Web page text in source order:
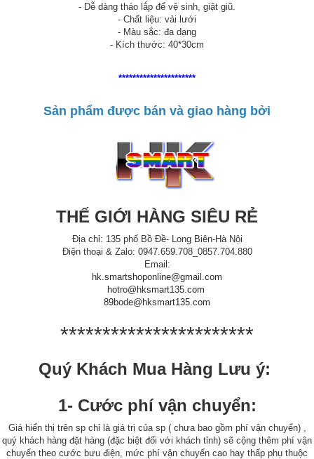
- Dễ dàng tháo lắp để vệ sinh, giặt giũ.
- Chất liệu: vải lưới
- Màu sắc: đa dạng
- Kích thước: 40*30cm
**********************
Sản phẩm được bán và giao hàng bởi
THẾ GIỚI HÀNG SIÊU RẺ
Địa chỉ: 135 phố Bồ Đề- Long Biên-Hà Nội
Điện thoại & Zalo: 0947.659.708_0857.704.880
Email:
hk.smartshoponline@gmail.com
hotro@hksmart135.com
89bode@hksmart135.com
***********************
Quý Khách Mua Hàng Lưu ý:
1- Cước phí vận chuyển:
Giá hiển thị trên sp chỉ là giá trị của sp ( chưa bao gồm phí vận chuyển) ,
quý khách hàng đặt hàng (đặc biệt đối với khách tỉnh) sẽ cộng thêm phí vận
chuyển theo cước bưu điện, mức phí vận chuyển cao hay thấp phụ thuộc